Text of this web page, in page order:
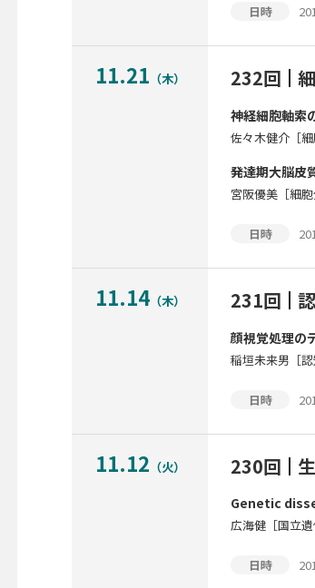
日時
11.21 （木） 232回
神経細胞軸索
佐々木健介［細
発達期大脳皮
宮阪優美［細
日時
11.14（木） 231回
顔視覚処理の
稲垣未来男［認
日時
11.12 （火） 230回
Genetic
広海健［国立遺
日時